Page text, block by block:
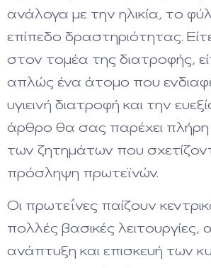
ανάλογα με την ηλικία, το
επίπεδο δραστηριότητας. Είτε
στον τομέα της διατροφής,
απλώς ένα άτομο που
υγιεινή διατροφή και την
άρθρο θα σας παρέχει
των ζητημάτων που
πρόσληψη πρωτεϊνών.
Οι πρωτεΐνες παίζουν
πολλές βασικές λειτουργίες,
ανάπτυξη και επισκευή των